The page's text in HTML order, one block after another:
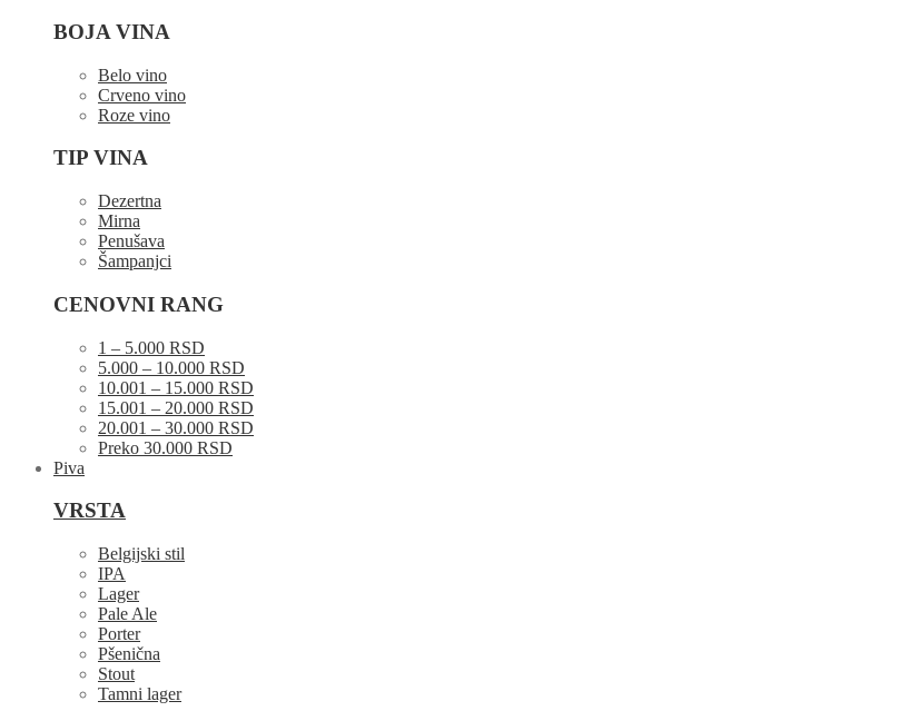
BOJA VINA
Belo vino
Crveno vino
Roze vino
TIP VINA
Dezertna
Mirna
Penušava
Šampanjci
CENOVNI RANG
1 – 5.000 RSD
5.000 – 10.000 RSD
10.001 – 15.000 RSD
15.001 – 20.000 RSD
20.001 – 30.000 RSD
Preko 30.000 RSD
Piva
VRSTA
Belgijski stil
IPA
Lager
Pale Ale
Porter
Pšenična
Stout
Tamni lager